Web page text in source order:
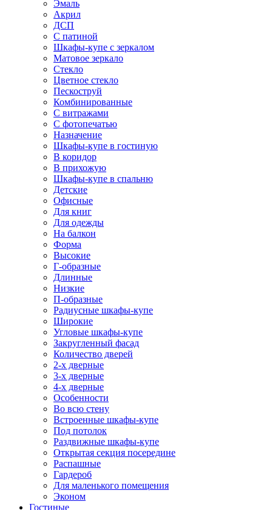
Эмаль
Акрил
ДСП
С патиной
Шкафы-купе с зеркалом
Матовое зеркало
Стекло
Цветное стекло
Пескоструй
Комбинированные
С витражами
С фотопечатью
Назначение
Шкафы-купе в гостиную
В коридор
В прихожую
Шкафы-купе в спальню
Детские
Офисные
Для книг
Для одежды
На балкон
Форма
Высокие
Г-образные
Длинные
Низкие
П-образные
Радиусные шкафы-купе
Широкие
Угловые шкафы-купе
Закругленный фасад
Количество дверей
2-х дверные
3-х дверные
4-х дверные
Особенности
Во всю стену
Встроенные шкафы-купе
Под потолок
Раздвижные шкафы-купе
Открытая секция посередине
Распашные
Гардероб
Для маленького помещения
Эконом
Гостиные